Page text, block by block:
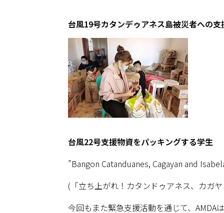
台風19号カタンデゥアネス島被災者への支
台風22号支援物資をパッキングする学生
”Bangon Catanduanes, Cagayan and
(「立ち上がれ！カタンドゥアネス、カガ
今回もまた緊急支援活動を通じて、